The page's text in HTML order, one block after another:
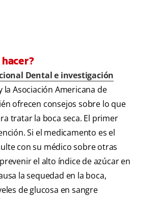
Dental e investigación
la Asociación Americana de
ofrecen consejos sobre lo que
tratar la boca seca. El primer
Si el medicamento es el
con su médico sobre otras
el alto índice de azúcar en
la sequedad en la boca,
de glucosa en sangre